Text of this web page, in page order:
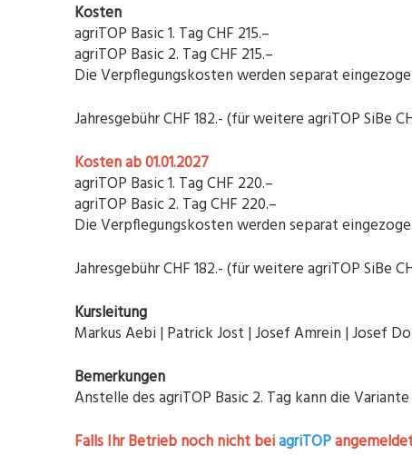
Kosten
agriTOP Basic 1. Tag CHF 215.–
agriTOP Basic 2. Tag CHF 215.–
Die Verpflegungskosten werden separat
Jahresgebühr CHF 182.- (für weitere agriTOP SiBe
Kosten ab 01.01.2027
agriTOP Basic 1. Tag CHF 220.–
agriTOP Basic 2. Tag CHF 220.–
Die Verpflegungskosten werden separat
Jahresgebühr CHF 182.- (für weitere agriTOP SiBe
Kursleitung
Markus Aebi | Patrick Jost | Josef Amrein | Josef
Bemerkungen
Anstelle des agriTOP Basic 2. Tag kann die
Falls Ihr Betrieb noch nicht beiagriTOP